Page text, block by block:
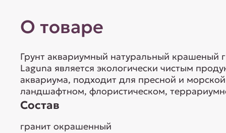
О товаре
Грунт аквариумный натуральный крашеный
Laguna является экологически чистым
аквариума, подходит для пресной и
ландшафтном, флористическом,
Состав
гранит окрашенный